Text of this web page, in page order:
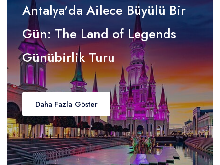
Antalya'da Ailece Büyülü Bir
Gün: The Land of Legends
Günübirlik Turu
Daha Fazla Göster